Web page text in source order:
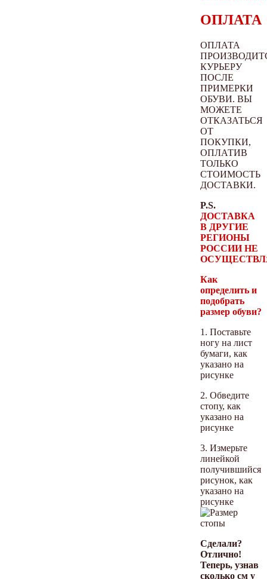
ОПЛАТА
ОПЛАТА
КУРЬЕРУ
ПОСЛЕ
ПРИМЕРКИ
ОБУВИ. ВЫ
МОЖЕТЕ
ОТКАЗАТЬСЯ
ОТ
ПОКУПКИ,
ОПЛАТИВ
ТОЛЬКО
СТОИМОСТЬ
ДОСТАВКИ.
P.S.
ДОСТАВКА
В ДРУГИЕ
РЕГИОНЫ
РОССИИ НЕ
Как
определить и
подобрать
размер обуви?
1. Поставьте
ногу на лист
бумаги, как
указано на
рисунке
2. Обведите
стопу, как
указано на
рисунке
3. Измерьте
линейкой
получившийся
рисунок, как
указано на
рисунке
Сделали?
Отлично!
Теперь, узнав
сколько см у